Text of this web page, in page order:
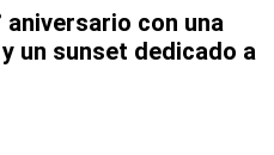
aniversario con una
un sunset dedicado a